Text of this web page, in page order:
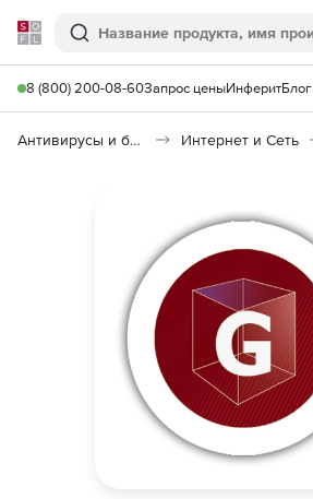
Softline
Поиск
8 (800) 200-08-60Запрос ценыИнферитБлог
Антивирусы и безопасность Интернет и Сеть